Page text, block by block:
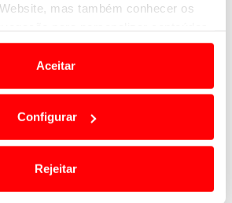
mas também conhecer os
a promover produtos e/ou serviços.
utilização destas tecnologias
as suas preferências e limitando
durante a navegação no
Aceitar
Configurar
Rejeitar